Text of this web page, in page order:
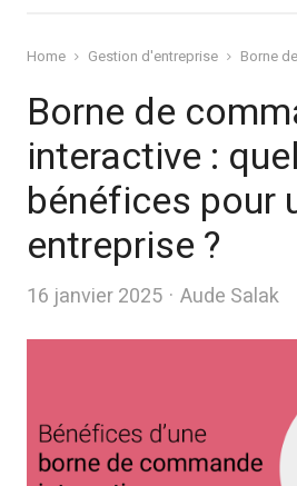
Home Gestion d'entreprise Borne
Borne de
interactive :
bénéfices pour
entreprise ?
16 janvier 2025 Author
Aude Salak